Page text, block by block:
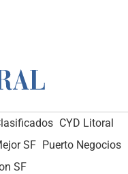
CYD Litoral
SF Puerto Negocios
SF